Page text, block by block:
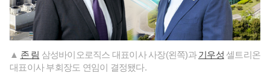
▲ 존 림 삼성바이오로직스 대표이사 사장(왼쪽)과기우성 셀트리온
대표이사 부회장도 연임이 결정됐다.